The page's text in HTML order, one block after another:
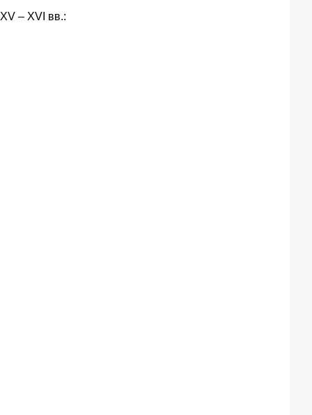
– XVI вв.: